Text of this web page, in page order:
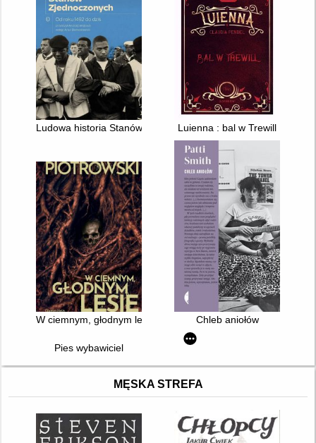
Ludowa historia Stanów Zjednoczonych : od roku 1492 do dziś
Luienna : bal w Trewill
W ciemnym, głodnym lesie Chleb aniołów
Pies wybawiciel
MĘSKA STREFA